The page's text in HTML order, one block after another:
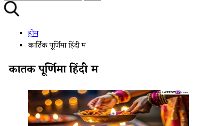
होम
कार्तिक पूर्णिमा हिंदी म
कार्तिक पूर्णिमा हिंदी म